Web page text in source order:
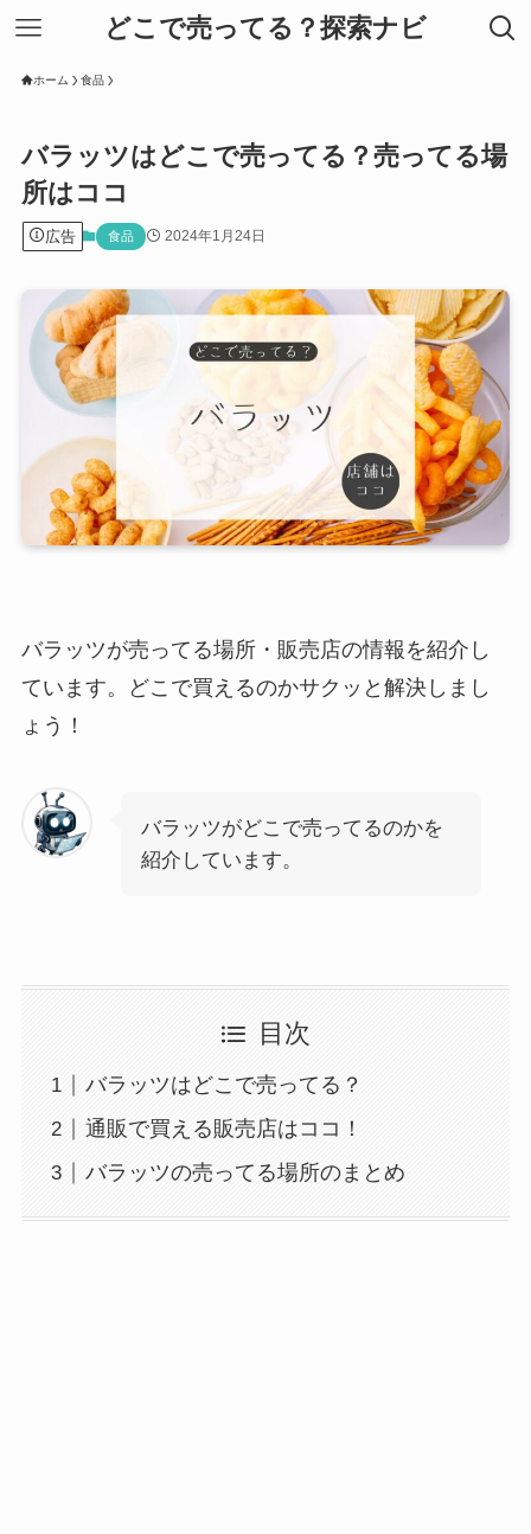
どこで売ってる？探索ナビ
ホーム 食品
バラッツはどこで売ってる？売ってる場
所はココ
広告 食品 2024年1月24日
バラッツが売ってる場所・販売店の情報を紹介し
ています。どこで買えるのかサクッと解決しまし
ょう！
バラッツがどこで売ってるのかを
紹介しています。
目次
バラッツはどこで売ってる？
通販で買える販売店はココ！
バラッツの売ってる場所のまとめ